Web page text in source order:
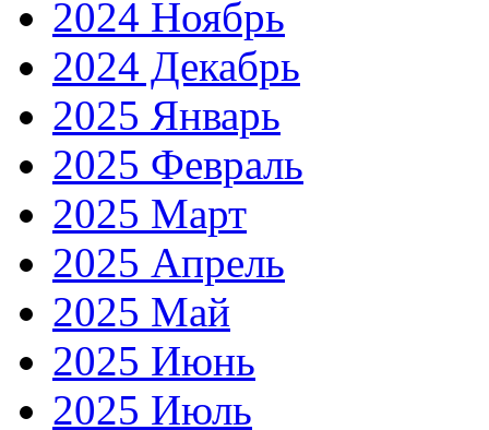
2024 Ноябрь
2024 Декабрь
2025 Январь
2025 Февраль
2025 Март
2025 Апрель
2025 Май
2025 Июнь
2025 Июль